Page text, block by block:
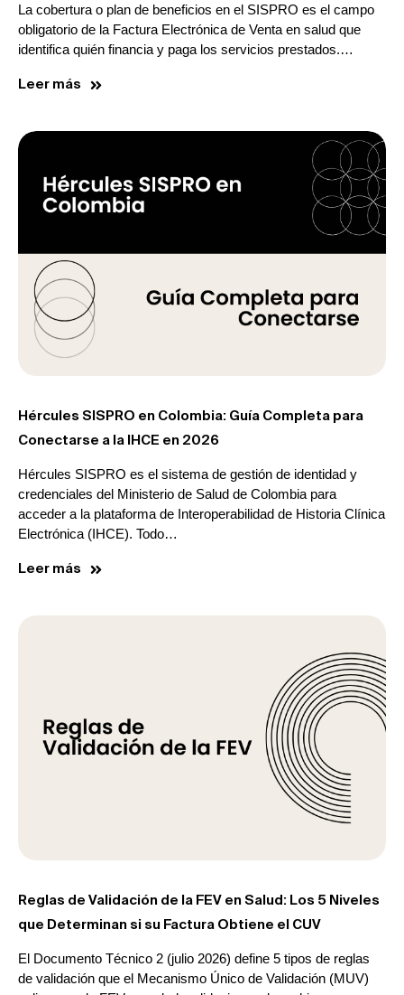
La cobertura o plan de beneficios en el SISPRO es el campo
obligatorio de la Factura Electrónica de Venta en salud que
identifica quién financia y paga los servicios prestados.…
Leer más
Hércules SISPRO en Colombia: Guía Completa para
Conectarse a la IHCE en 2026
Hércules SISPRO es el sistema de gestión de identidad y
credenciales del Ministerio de Salud de Colombia para
acceder a la plataforma de Interoperabilidad de Historia Clínica
Electrónica (IHCE). Todo…
Leer más
Reglas de Validación de la FEV en Salud: Los 5 Niveles
que Determinan si su Factura Obtiene el CUV
El Documento Técnico 2 (julio 2026) define 5 tipos de reglas
de validación que el Mecanismo Único de Validación (MUV)